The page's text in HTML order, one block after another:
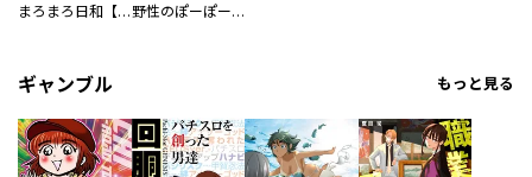
まろまろ日和【豪華版】 野性のぽーぽー【豪華版】
ギャンブル もっと見る